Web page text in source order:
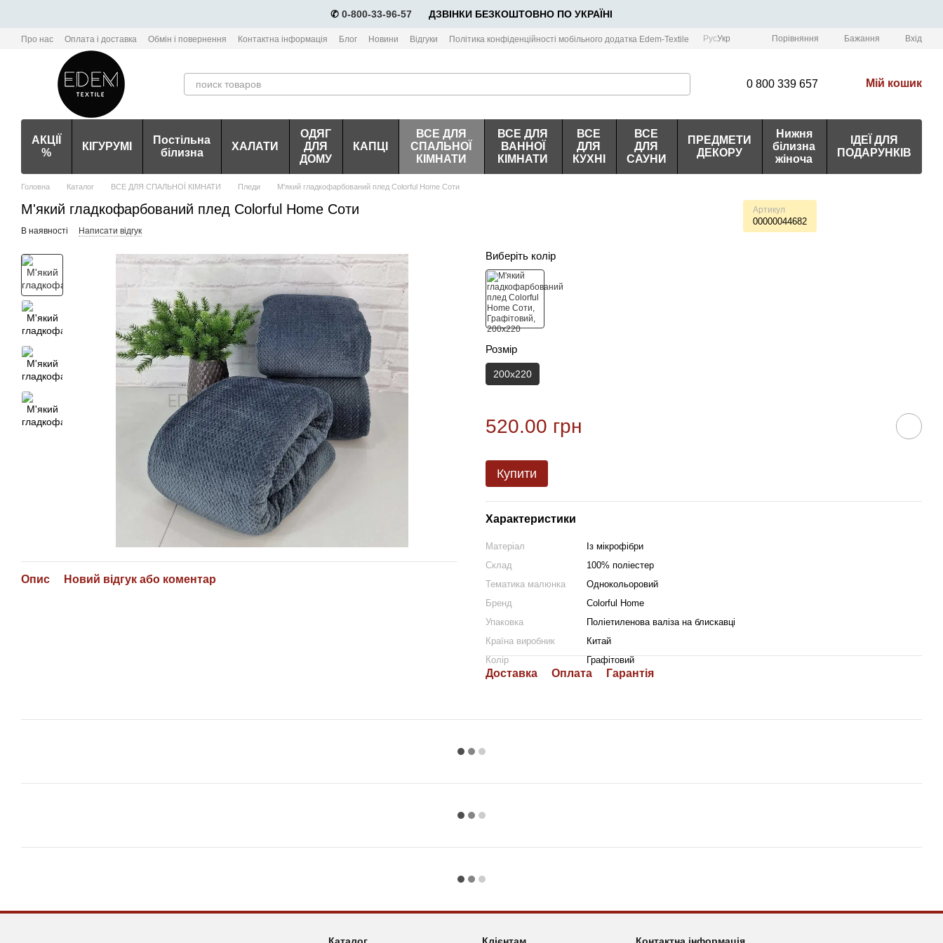
✆ 0-800-33-96-57 ⠀⠀ДЗВІНКИ БЕЗКОШТОВНО ПО УКРАЇНІ
Про нас Оплата і доставка Обмін і повернення Контактна інформація Блог Новини Відгуки Політика конфіденційності мобільного додатка Edem-Textile РусУкр Порівняння Бажання Вхід
0 800 339 657 Мій кошик
АКЦІЇ
%
КІГУРУМІ
Постільна
білизна
ХАЛАТИ
ОДЯГ
ДЛЯ
ДОМУ
КАПЦІ
ВСЕ ДЛЯ
СПАЛЬНОЇ
КІМНАТИ
ВСЕ ДЛЯ
ВАННОЇ
КІМНАТИ
ВСЕ
ДЛЯ
КУХНІ
ВСЕ
ДЛЯ
САУНИ
ПРЕДМЕТИ
ДЕКОРУ
Нижня
білизна
жіноча
ІДЕЇ ДЛЯ
ПОДАРУНКІВ
Головна Каталог ВСЕ ДЛЯ СПАЛЬНОЇ КІМНАТИ Пледи М'який гладкофарбований плед Colorful Home Соти
М'який гладкофарбований плед Colorful Home Соти Артикул
00000044682
В наявності Написати відгук
Опис Новий відгук або коментар
Виберіть колір
Розмір
200х220
520.00 грн
Купити
Характеристики
Матеріал
Із мікрофібри
Склад
100% поліестер
Тематика малюнка
Однокольоровий
Бренд
Colorful Home
Упаковка
Поліетиленова валіза на блискавці
Країна виробник
Китай
Колір
Графітовий
Доставка Оплата Гарантія